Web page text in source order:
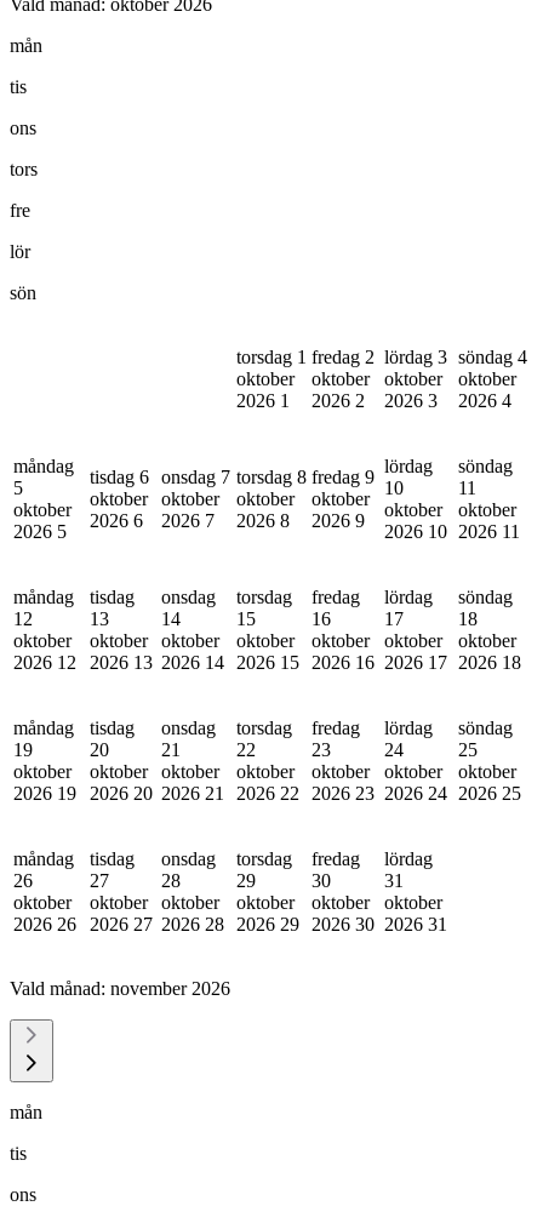
mån
tis
ons
tors
fre
lör
sön
torsdag 1
oktober
2026 1
fredag 2
oktober
2026 2
lördag 3
oktober
2026 3
söndag 4
oktober
2026 4
måndag
5
oktober
2026 5
tisdag 6
oktober
2026 6
onsdag 7
oktober
2026 7
torsdag 8
oktober
2026 8
fredag 9
oktober
2026 9
lördag
10
oktober
2026 10
söndag
11
oktober
2026 11
måndag
12
oktober
2026 12
tisdag
13
oktober
2026 13
onsdag
14
oktober
2026 14
torsdag
15
oktober
2026 15
fredag
16
oktober
2026 16
lördag
17
oktober
2026 17
söndag
18
oktober
2026 18
måndag
19
oktober
2026 19
tisdag
20
oktober
2026 20
onsdag
21
oktober
2026 21
torsdag
22
oktober
2026 22
fredag
23
oktober
2026 23
lördag
24
oktober
2026 24
söndag
25
oktober
2026 25
måndag
26
oktober
2026 26
tisdag
27
oktober
2026 27
onsdag
28
oktober
2026 28
torsdag
29
oktober
2026 29
fredag
30
oktober
2026 30
lördag
31
oktober
2026 31
Vald månad: november 2026
mån
tis
ons